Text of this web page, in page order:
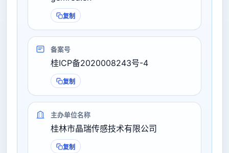
复制
备案号
桂ICP备2020008243号-4
复制
主办单位名称
桂林市晶瑞传感技术有限公司
复制